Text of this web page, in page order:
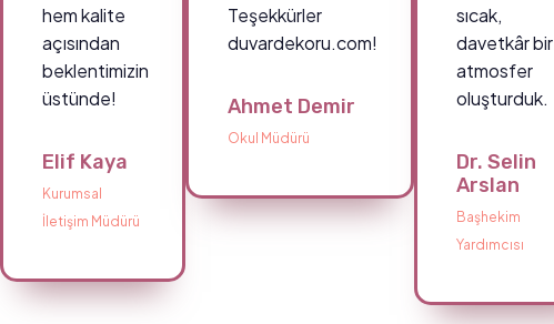
hem kalite
açısından
beklentimizin
üstünde!
Elif Kaya
Kurumsal
İletişim Müdürü
Teşekkürler
duvardekoru.com!
Ahmet Demir
Okul Müdürü
sıcak,
davetkâr bir
atmosfer
oluşturduk.
Dr. Selin
Arslan
Başhekim
Yardımcısı